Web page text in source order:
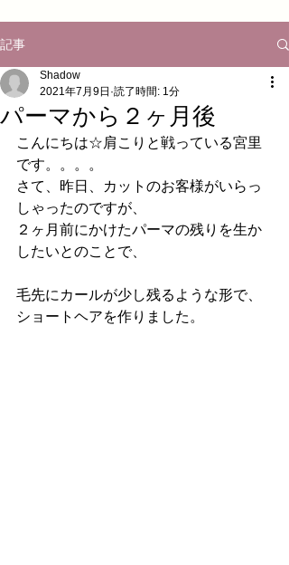
記事
パーマから２ヶ月後
Shadow
2021年7月9日 読了時間: 1分
こんにちは☆肩こりと戦っている宮里
です。。。。
さて、昨日、カットのお客様がいらっ
しゃったのですが、
２ヶ月前にかけたパーマの残りを生か
したいとのことで、
毛先にカールが少し残るような形で、
ショートヘアを作りました。